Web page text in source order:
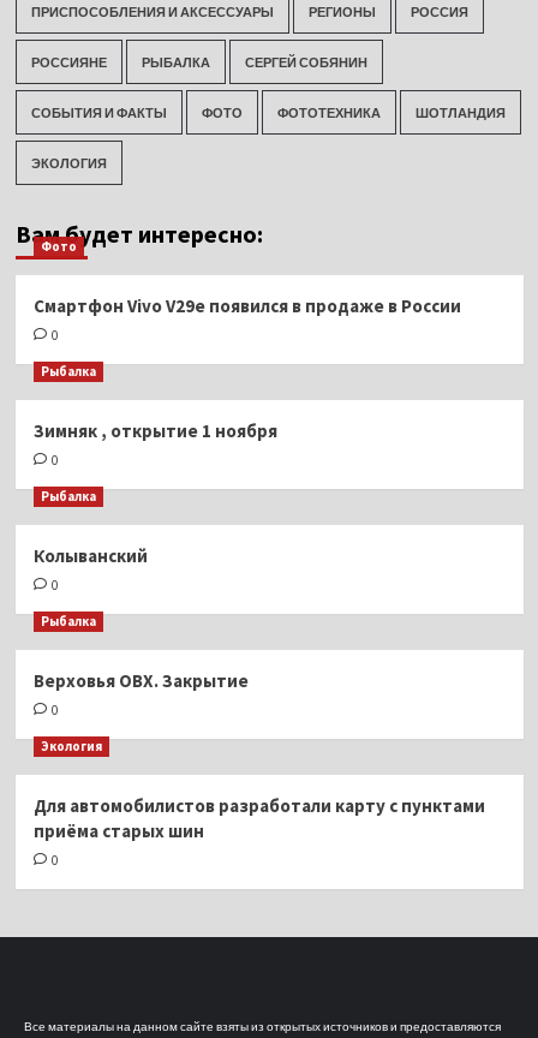
ПРИСПОСОБЛЕНИЯ И АКСЕССУАРЫ РЕГИОНЫ РОССИЯ
РОССИЯНЕ РЫБАЛКА СЕРГЕЙ СОБЯНИН
СОБЫТИЯ И ФАКТЫ ФОТО ФОТОТЕХНИКА ШОТЛАНДИЯ
ЭКОЛОГИЯ
Вам будет интересно:
Фото
Смартфон Vivo V29e появился в продаже в России
0
Рыбалка
Зимняк , открытие 1 ноября
0
Рыбалка
Колыванский
0
Рыбалка
Верховья ОВХ. Закрытие
0
Экология
Для автомобилистов разработали карту с пунктами
приёма старых шин
0
Все материалы на данном сайте взяты из открытых источников и предоставляются